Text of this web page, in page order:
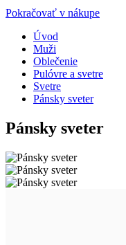
Pokračovať v nákupe
Úvod
Muži
Oblečenie
Pulóvre a svetre
Svetre
Pánsky sveter
Pánsky sveter